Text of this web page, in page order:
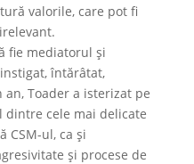
valorile, care pot fi
fie mediatorul şi
întărâtat,
Toader a isterizat pe
cele mai delicate
CSM-ul, ca şi
şi procese de